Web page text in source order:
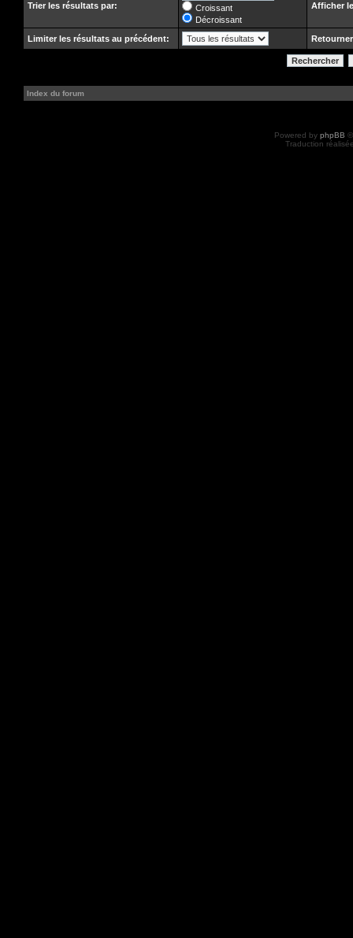
Trier les résultats par:
Croissant
Décroissant
Afficher
Limiter les résultats au précédent:
Index du forum
Powered by phpBB
Traduction